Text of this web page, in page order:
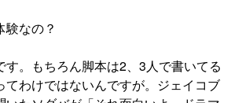
なの？
。もちろん脚本は2、3人で書いてる
てわけではないんですが。ジェイコブ